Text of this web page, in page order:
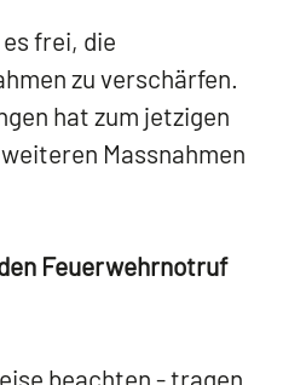
frei, die
zu verschärfen.
hat zum jetzigen
weiteren Massnahmen
Feuerwehrnotruf
beachten - tragen